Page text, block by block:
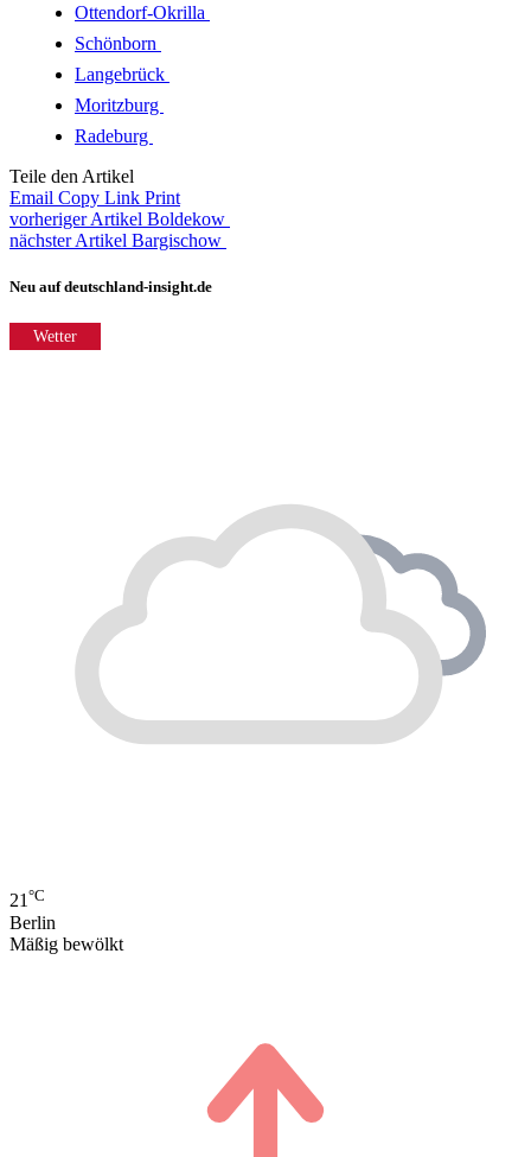
Ottendorf-Okrilla
Schönborn
Langebrück
Moritzburg
Radeburg
Teile den Artikel
Email Copy Link Print
vorheriger Artikel Boldekow
nächster Artikel Bargischow
Neu auf deutschland-insight.de
Wetter
21°C
Berlin
Mäßig bewölkt